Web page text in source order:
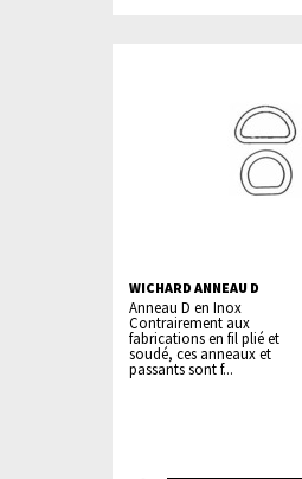
WICHARD ANNEAU D
Anneau D en Inox
Contrairement aux
fabrications en fil plié et
soudé, ces anneaux et
passants sont f...